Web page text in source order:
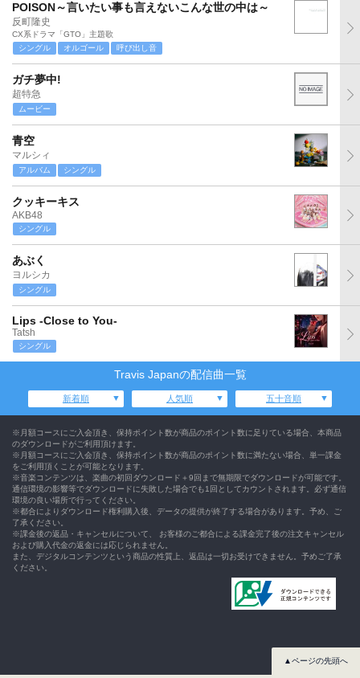
POISON～言いたい事も言えないこんな世の中は～
反町隆史
CX系ドラマ「GTO」主題歌
シングル
オルゴール 呼び出し音
ガチ夢中!
超特急
ムービー
青空
マルシィ
アルバム シングル
クッキーキス
AKB48
シングル
あぶく
ヨルシカ
シングル
Lips -Close to You-
Tatsh
シングル
Travis Japanの配信曲一覧
新着順 人気順 五十音順
※月額コースにご入会頂き、保持ポイント数が商品のポイント数に足りている場合、本商品
のダウンロードがご利用頂けます。
※月額コースにご入会頂き、保持ポイント数が商品のポイント数に満たない場合、単一課金
をご利用頂くことが可能となります。
※音楽コンテンツは、楽曲の初回ダウンロード＋9回まで無期限でダウンロードが可能です。
通信環境の影響等でダウンロードに失敗した場合でも1回としてカウントされます。必ず通信
環境の良い場所で行ってください。
※都合によりダウンロード権利購入後、データの提供が終了する場合があります。予め、ご
了承ください。
※課金後の返品・キャンセルについて、 お客様のご都合による課金完了後の注文キャンセル
および購入代金の返金には応じられません。
また、デジタルコンテンツという商品の性質上、返品は一切お受けできません。予めご了承
ください。
▲ページの先頭へ